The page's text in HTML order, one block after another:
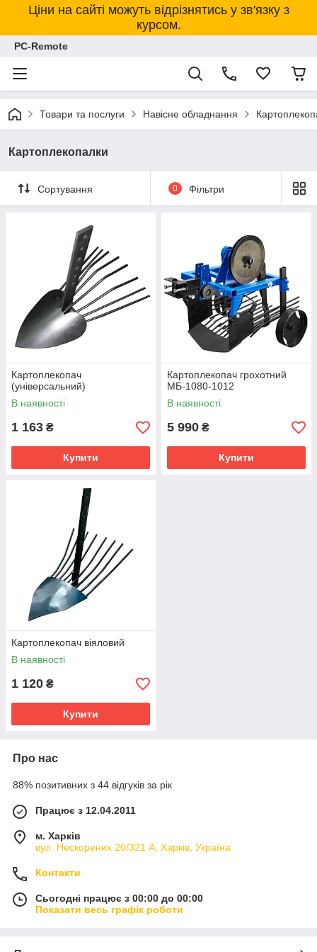
Ціни на сайті можуть відрізнятись у зв'язку з
курсом.
PC-Remote
Товари та послуги Навісне обладнання
Картоплекопалки
Сортування 0 Фільтри
Картоплекопач
(універсальний)
В наявності
1 163 ₴
Купити
Картоплекопач грохотний
МБ-1080-1012
В наявності
5 990 ₴
Купити
Картоплекопач віяловий
В наявності
1 120 ₴
Купити
Про нас
88% позитивних з 44 відгуків за рік
Працює з 12.04.2011
м. Харків
вул. Нескорених 20/321 А, Харків, Україна
Контакти
Сьогодні працює з 00:00 до 00:00
Показати весь графік роботи